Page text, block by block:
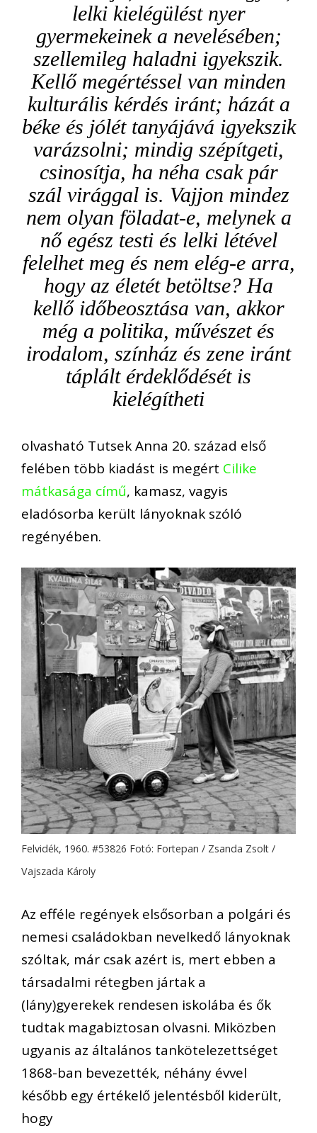
lelki kielégülést nyer
gyermekeinek a nevelésében;
szellemileg haladni igyekszik.
Kellő megértéssel van minden
kulturális kérdés iránt; házát a
béke és jólét tanyájává igyekszik
varázsolni; mindig szépítgeti,
csinosítja, ha néha csak pár
szál virággal is. Vajjon mindez
nem olyan föladat-e, melynek a
nő egész testi és lelki létével
felelhet meg és nem elég-e arra,
hogy az életét betöltse? Ha
kellő időbeosztása van, akkor
még a politika, művészet és
irodalom, színház és zene iránt
táplált érdeklődését is
kielégítheti
olvasható Tutsek Anna 20. század első
felében több kiadást is megért Cilike
mátkasága című, kamasz, vagyis
eladósorba került lányoknak szóló
regényében.
Felvidék, 1960. #53826 Fotó: Fortepan / Zsanda Zsolt /
Vajszada Károly
Az efféle regények elsősorban a polgári és
nemesi családokban nevelkedő lányoknak
szóltak, már csak azért is, mert ebben a
társadalmi rétegben jártak a
(lány)gyerekek rendesen iskolába és ők
tudtak magabiztosan olvasni. Miközben
ugyanis az általános tankötelezettséget
1868-ban bevezették, néhány évvel
később egy értékelő jelentésből kiderült,
hogy